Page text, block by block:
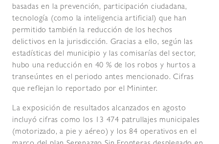
basadas en la prevención, participación ciudadana,
tecnología (como la inteligencia artificial) que han
permitido también la reducción de los hechos
delictivos en la jurisdicción. Gracias a ello, según las
estadísticas del municipio y las comisarías del sector,
hubo una reducción en 40 % de los robos y hurtos a
transeúntes en el periodo antes mencionado. Cifras
que reflejan lo reportado por el Mininter.
La exposición de resultados alcanzados en agosto
incluyó cifras como los 13 474 patrullajes municipales
(motorizado, a pie y aéreo) y los 84 operativos en el